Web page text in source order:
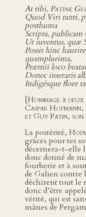
At tibi, Patine
Quod Viri tanti,
posthuma
Scripta, publicam
Ut iuventus, quæ
Possit hinc
quamplurima,
Præmii loco
Donec inseraris
Indigésque flore
[Hommage à
Caspar
et Guy Patin, son
La postérité,
grâces pour tes
décernera-t-elle
donc donné de
fourberie et à
de Galien contre
déchirent tout le
donc d’être
vérité, qui est
mânes de